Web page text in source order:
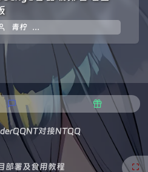
青柠
最
新
评
论
随
机
文
章
对接NTQQ
署及食用教程